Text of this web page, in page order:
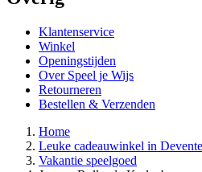
Klantenservice
Winkel
Openingstijden
Over Speel je Wijs
Retourneren
Bestellen & Verzenden
Home
Leuke cadeauwinkel in
Vakantie speelgoed